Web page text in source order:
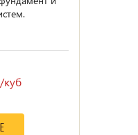
куб